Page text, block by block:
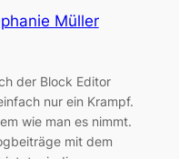
Müller
der Block Editor
nur ein Krampf.
wie man es nimmt.
mit dem